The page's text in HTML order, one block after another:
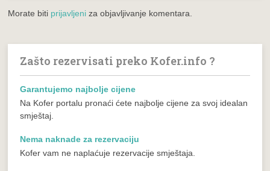
Morate biti prijavljeni za objavljivanje komentara.
Zašto rezervisati preko Kofer.info ?
Garantujemo najbolje cijene
Na Kofer portalu pronaći ćete najbolje cijene za svoj idealan
smještaj.
Nema naknade za rezervaciju
Kofer vam ne naplaćuje rezervacije smještaja.